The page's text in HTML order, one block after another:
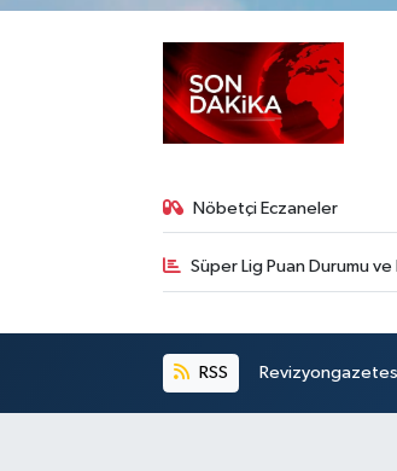
Nöbetçi Eczaneler
Süper Lig Puan Durumu ve
RSS